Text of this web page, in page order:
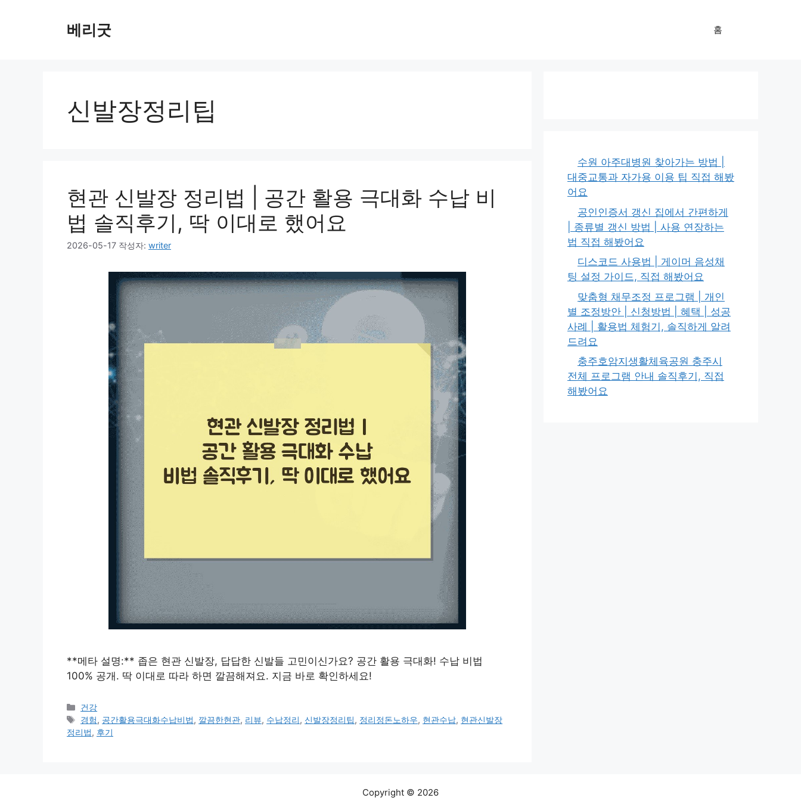
베리굿 홈
신발장정리팁
현관 신발장 정리법 | 공간 활용 극대화 수납 비
법 솔직후기, 딱 이대로 했어요
2026-05-17 작성자: writer
**메타 설명:** 좁은 현관 신발장, 답답한 신발들 고민이신가요? 공간 활용 극대화! 수납 비법
100% 공개. 딱 이대로 따라 하면 깔끔해져요. 지금 바로 확인하세요!
카
테
고
건강
태
그
경험, 공간활용극대화수납비법, 깔끔한현관, 리뷰, 수납정리, 신발장정리팁, 정리정돈노하우, 현관수납, 현관신발장
정리법, 후기
수원 아주대병원 찾아가는 방법 |
대중교통과 자가용 이용 팁 직접 해봤
어요
공인인증서 갱신 집에서 간편하게
| 종류별 갱신 방법 | 사용 연장하는
법 직접 해봤어요
디스코드 사용법 | 게이머 음성채
팅 설정 가이드, 직접 해봤어요
맞춤형 채무조정 프로그램 | 개인
별 조정방안 | 신청방법 | 혜택 | 성공
사례 | 활용법 체험기, 솔직하게 알려
드려요
충주호암지생활체육공원 충주시
전체 프로그램 안내 솔직후기, 직접
해봤어요
Copyright © 2026